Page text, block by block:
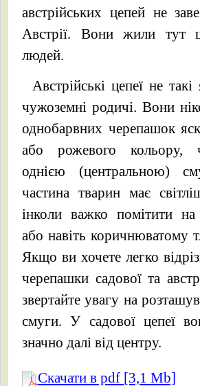
австрійських цепей не
Австрії. Вони жили тут
людей.
Австрійські цепеї не такі
чужоземні родичі. Вони
однобарвних черепашок
або рожевого кольору,
однією (центральною)
частина тварин має
інколи важко помітити на
або навіть коричнюватому
Якщо ви хочете легко
черепашки садової та
звертайте увагу на
смуги. У садової цепеї
значно далі від центру.
Скачати в pdf [3,1 Mb]